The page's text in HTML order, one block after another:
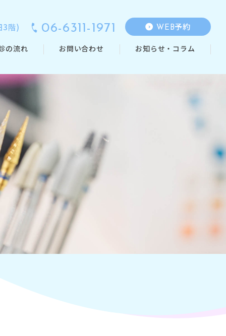
3階) 06-6311-1971 WEB予約
ッフ紹介
イ
オールオン4
の流れ お問い合わせ お知らせ・コラム